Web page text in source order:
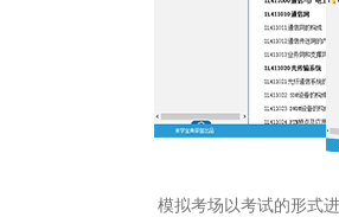
模拟考场以考试的形式